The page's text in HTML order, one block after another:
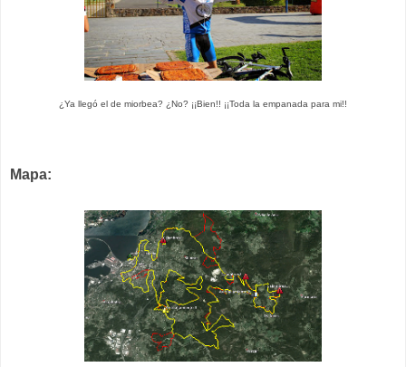
¿Ya llegó el de miorbea? ¿No? ¡¡Bien!! ¡¡Toda la empanada para mi!!
Mapa: